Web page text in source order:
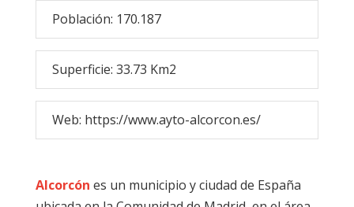
Población: 170.187
Superficie: 33.73 Km2
Web: https://www.ayto-alcorcon.es/
Alcorcón es un municipio y ciudad de España